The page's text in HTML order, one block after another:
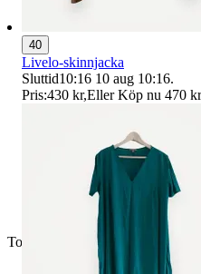
Toppsäljare
40
Livelo-skinnjacka
Sluttid10:16 10 aug 10:16.
Pris:430 kr,Eller Köp nu 470 kr